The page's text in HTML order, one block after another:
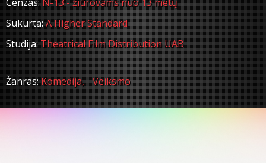
Sukurta:A Higher Standard
Studija:Theatrical Film Distribution UAB
Žanras: Komedija, Veiksmo